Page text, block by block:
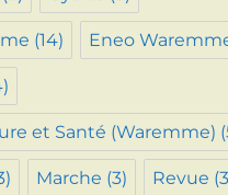
(14) Eneo
et Santé (Waremme)
Marche (3) Revue